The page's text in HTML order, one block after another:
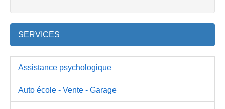
SERVICES
Assistance psychologique
Auto école - Vente - Garage